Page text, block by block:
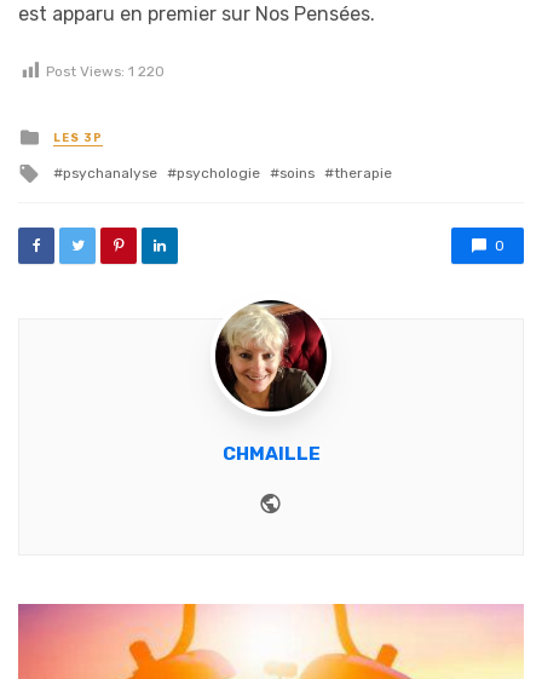
est apparu en premier sur Nos Pensées.
Post Views: 1 220
Posted in
LES 3P
Tagged with
psychanalyse psychologie soins therapie
0
CHMAILLE